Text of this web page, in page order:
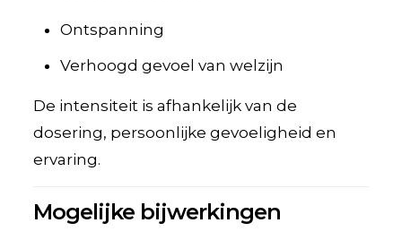
Ontspanning
Verhoogd gevoel van welzijn
De intensiteit is afhankelijk van de
dosering, persoonlijke gevoeligheid en
ervaring.
Mogelijke bijwerkingen